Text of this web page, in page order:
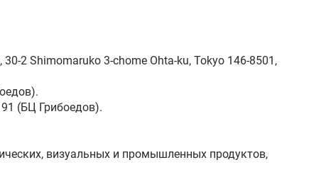
- г. Минск ул.
2 Shimomaruko 3-chome Ohta-ku, Tokyo 146-8501,
(БЦ Грибоедов).
визуальных и промышленных продуктов,